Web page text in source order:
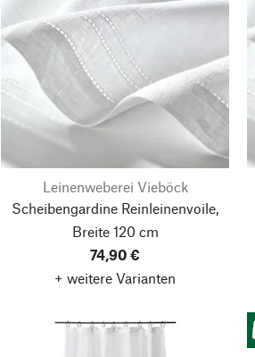
Leinenweberei Vieböck
Scheibengardine Reinleinenvoile,
Breite 120 cm
74,90 €
+ weitere Varianten